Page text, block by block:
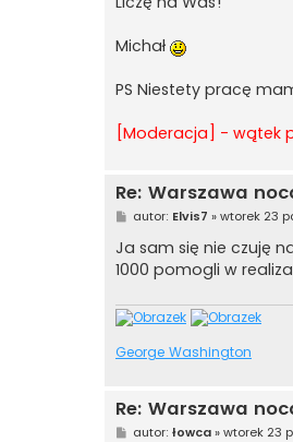
Michał
PS Niestety pracę
[Moderacja] - wątek
Re: Warszawa
P
s
t
autor: Elvis7 »wtorek 23
Ja sam się nie czuję
1000 pomogli w
George Washington
Re: Warszawa
Pautor: łowca»wtorek 23